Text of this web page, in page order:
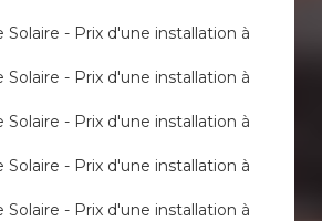
Solaire - Prix d'une installation à
Solaire - Prix d'une installation à
Solaire - Prix d'une installation à
Solaire - Prix d'une installation à
Solaire - Prix d'une installation à